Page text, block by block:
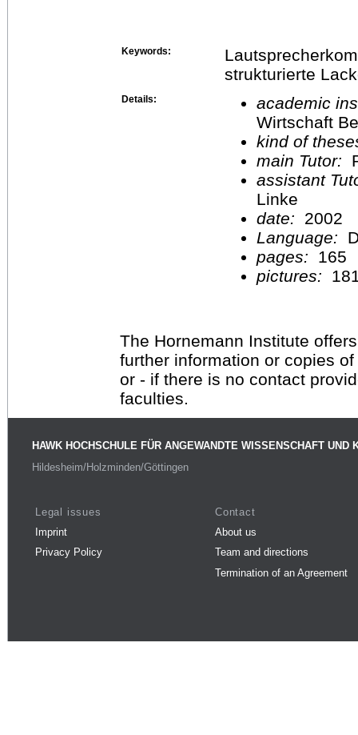
Keywords:
strukturierte
Details:
academic
Wirtschaft
kind of
main Tutor:
assistant
Linke
date:
2002
Language:
pages:
165
pictures:
The Hornemann Institute
further information or copies
or - if there is no contact
faculties.
HAWK HOCHSCHULE FÜR ANGEWANDTE WISSENSCHAFT UND
Hildesheim/Holzminden/Göttingen
Legal issues
Imprint
Privacy Policy
Contact
About us
Team and directions
Termination of an Agreement